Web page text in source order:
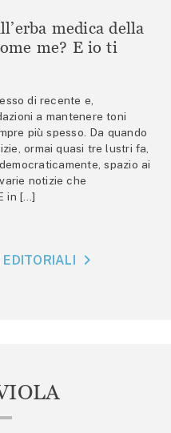
medica della
me? E io ti
di recente e,
a mantenere toni
più spesso. Da quando
ormai quasi tre lustri fa,
spazio ai
notizie che
in […]